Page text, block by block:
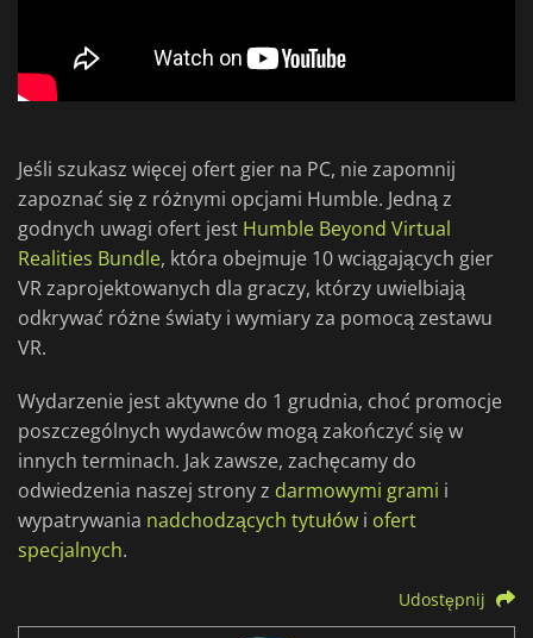
Jeśli szukasz więcej ofert gier na PC, nie zapomnij
zapoznać się z różnymi opcjami Humble. Jedną z
godnych uwagi ofert jest Humble Beyond Virtual
Realities Bundle, która obejmuje 10 wciągających gier
VR zaprojektowanych dla graczy, którzy uwielbiają
odkrywać różne światy i wymiary za pomocą zestawu
VR.
Wydarzenie jest aktywne do 1 grudnia, choć promocje
poszczególnych wydawców mogą zakończyć się w
innych terminach. Jak zawsze, zachęcamy do
odwiedzenia naszej strony z darmowymi grami i
wypatrywania nadchodzących tytułów i ofert
specjalnych.
Udostępnij